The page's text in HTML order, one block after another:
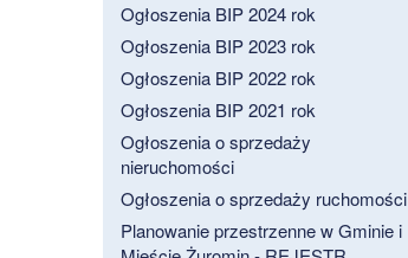
Ogłoszenia BIP 2024 rok
Ogłoszenia BIP 2023 rok
Ogłoszenia BIP 2022 rok
Ogłoszenia BIP 2021 rok
Ogłoszenia o sprzedaży
nieruchomości
Ogłoszenia o sprzedaży ruchomości
Planowanie przestrzenne w Gminie i